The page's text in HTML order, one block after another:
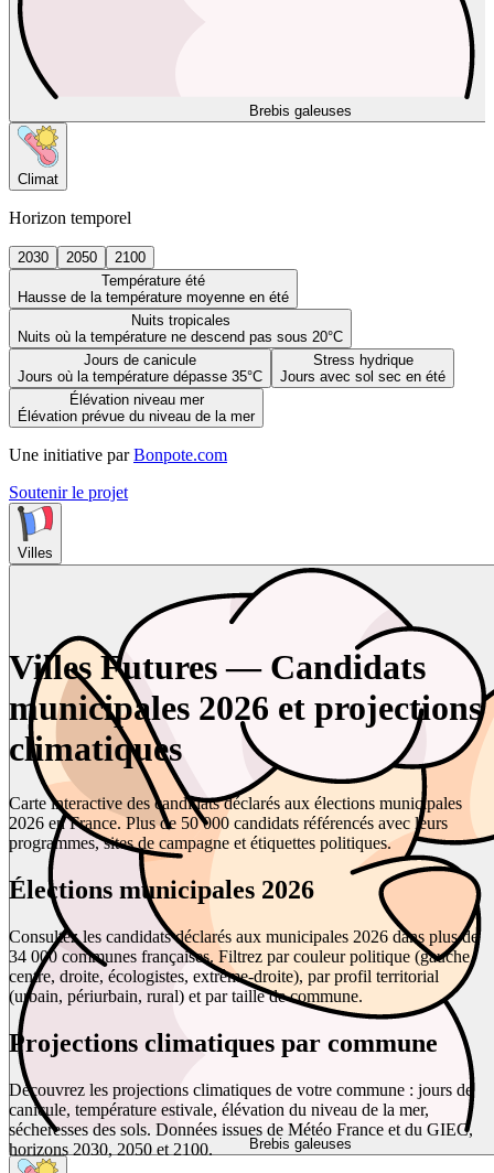
Brebis galeuses
Climat
Horizon temporel
2030 2050
2100
Température été
Hausse de la température moyenne en été
Nuits tropicales
Nuits où la température ne descend pas sous 20°C
Jours de canicule
Jours où la température dépasse 35°C
Stress hydrique
Jours avec sol sec en été
Élévation niveau mer
Élévation prévue du niveau de la mer
Une initiative par Bonpote.com
Soutenir le projet
Villes
Brebis galeuses
Villes Futures — Candidats
municipales 2026 et projections
climatiques
Carte interactive des candidats déclarés aux élections municipales
2026 en France. Plus de 50 000 candidats référencés avec leurs
programmes, sites de campagne et étiquettes politiques.
Élections municipales 2026
Consultez les candidats déclarés aux municipales 2026 dans plus de
34 000 communes françaises. Filtrez par couleur politique (gauche,
centre, droite, écologistes, extrême-droite), par profil territorial
(urbain, périurbain, rural) et par taille de commune.
Projections climatiques par commune
Découvrez les projections climatiques de votre commune : jours de
canicule, température estivale, élévation du niveau de la mer,
sécheresses des sols. Données issues de Météo France et du GIEC,
horizons 2030, 2050 et 2100.